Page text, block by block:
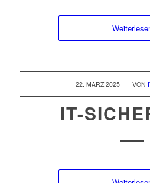
22. MÄRZ 2025
/ VON
IT-